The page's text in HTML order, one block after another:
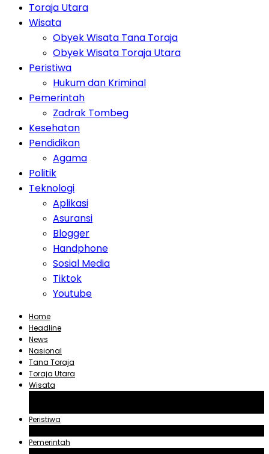
Toraja Utara
Wisata
Obyek Wisata Tana Toraja
Obyek Wisata Toraja Utara
Peristiwa
Hukum dan Kriminal
Pemerintah
Zadrak Tombeg
Kesehatan
Pendidikan
Agama
Politik
Teknologi
Aplikasi
Asuransi
Blogger
Handphone
Sosial Media
Tiktok
Youtube
Home
Headline
News
Nasional
Tana Toraja
Toraja Utara
Wisata
Peristiwa
Pemerintah